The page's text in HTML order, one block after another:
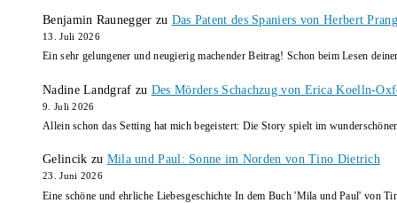
Benjamin Raunegger zu Das Patent des Spaniers von Herbert
13. Juli 2026
Ein sehr gelungener und neugierig machender Beitrag! Schon beim Lesen
Nadine Landgraf zu Des Mörders Schachzug von Erica Koelln-
9. Juli 2026
Allein schon das Setting hat mich begeistert: Die Story spielt im
Gelincik zu Mila und Paul: Sonne im Norden von Tino Dietrich
23. Juni 2026
Eine schöne und ehrliche Liebesgeschichte In dem Buch 'Mila und Paul' von